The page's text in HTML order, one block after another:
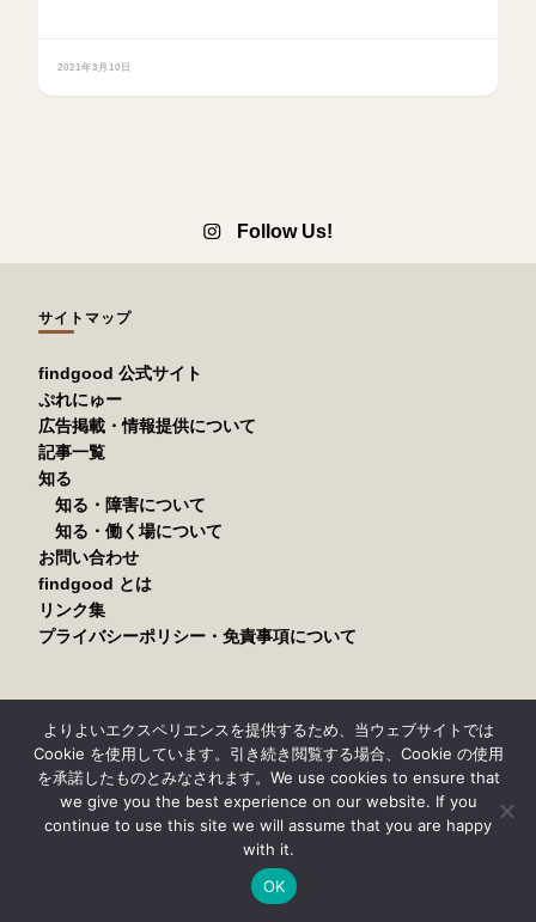
2021年3月10日
Follow Us!
サイトマップ
findgood 公式サイト
ぷれにゅー
広告掲載・情報提供について
記事一覧
知る
知る・障害について
知る・働く場について
お問い合わせ
findgood とは
リンク集
プライバシーポリシー・免責事項について
FINDGOOD ON FACEBOOK
よりよいエクスペリエンスを提供するため、当ウェブサイトでは
Cookie を使用しています。引き続き閲覧する場合、Cookie の使用
を承諾したものとみなされます。We use cookies to ensure that
we give you the best experience on our website. If you
continue to use this site we will assume that you are happy
with it.
OK